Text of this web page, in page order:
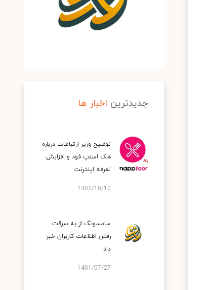
جدیدترین اخبار ها
توضیح وزیر ارتباطات درباره
هک اسنپ‌ فود و افزایش
تعرفه اینترنت
1402/10/10
سامسونگ از به سرقت
رفتن اطلاعات کاربران خبر
داد
1401/07/27